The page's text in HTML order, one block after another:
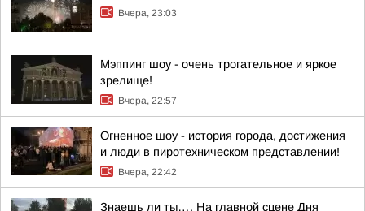
Вчера, 23:03
Мэппинг шоу - очень трогательное и яркое
зрелище!
Вчера, 22:57
Огненное шоу - история города, достижения
и люди в пиротехническом представлении!
Вчера, 22:42
Знаешь ли ты…. На главной сцене Дня